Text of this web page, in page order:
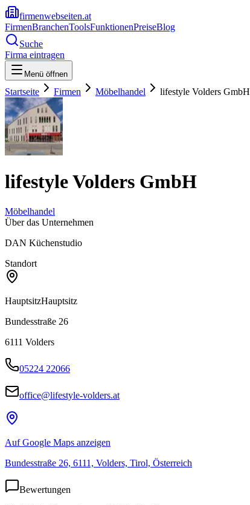
firmenwebseiten.at
FirmenBranchenToolsFunktionenPreiseBlog
Suche
Firma eintragen
Menü öffnen
Startseite Firmen Möbelhandel lifestyle Volders GmbH
lifestyle Volders GmbH
Möbelhandel
Über das Unternehmen
DAN Küchenstudio
Standort
HauptsitzHauptsitz
Bundesstraße 26
6111 Volders
05224 22066
office@lifestyle-volders.at
Auf Google Maps anzeigen
Bundesstraße 26, 6111, Volders, Tirol, Österreich
Bewertungen